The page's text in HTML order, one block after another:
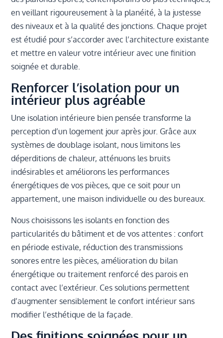
en veillant rigoureusement à la planéité, à la justesse
des niveaux et à la qualité des jonctions. Chaque projet
est étudié pour s’accorder avec l’architecture existante
et mettre en valeur votre intérieur avec une finition
soignée et durable.
Renforcer l’isolation pour un
intérieur plus agréable
Une isolation intérieure bien pensée transforme la
perception d’un logement jour après jour. Grâce aux
systèmes de doublage isolant, nous limitons les
déperditions de chaleur, atténuons les bruits
indésirables et améliorons les performances
énergétiques de vos pièces, que ce soit pour un
appartement, une maison individuelle ou des bureaux.
Nous choisissons les isolants en fonction des
particularités du bâtiment et de vos attentes : confort
en période estivale, réduction des transmissions
sonores entre les pièces, amélioration du bilan
énergétique ou traitement renforcé des parois en
contact avec l’extérieur. Ces solutions permettent
d’augmenter sensiblement le confort intérieur sans
modifier l’esthétique de la façade.